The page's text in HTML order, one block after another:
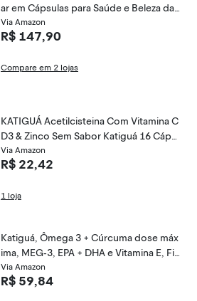
ar em Cápsulas para Saúde e Beleza da
Mulher - Cabelos resistentes, Pele Hidr
atada & Unhas Fortalecidas - Frasco 60
Via Amazon
R$ 147,90
Compare em 2 lojas
KATIGUÁ Acetilcisteina Com Vitamina C
D3 & Zinco Sem Sabor Katiguá 16 Cáps
ulas Rígidas • 16 Doses Branco
Via Amazon
R$ 22,42
1 loja
Katiguá, Ômega 3 + Cúrcuma dose máx
ima, MEG-3, EPA + DHA e Vitamina E, Fis
h Oil, 60 Cápsulas Soft Gel • 30 doses,
Branco
Via Amazon
R$ 59,84